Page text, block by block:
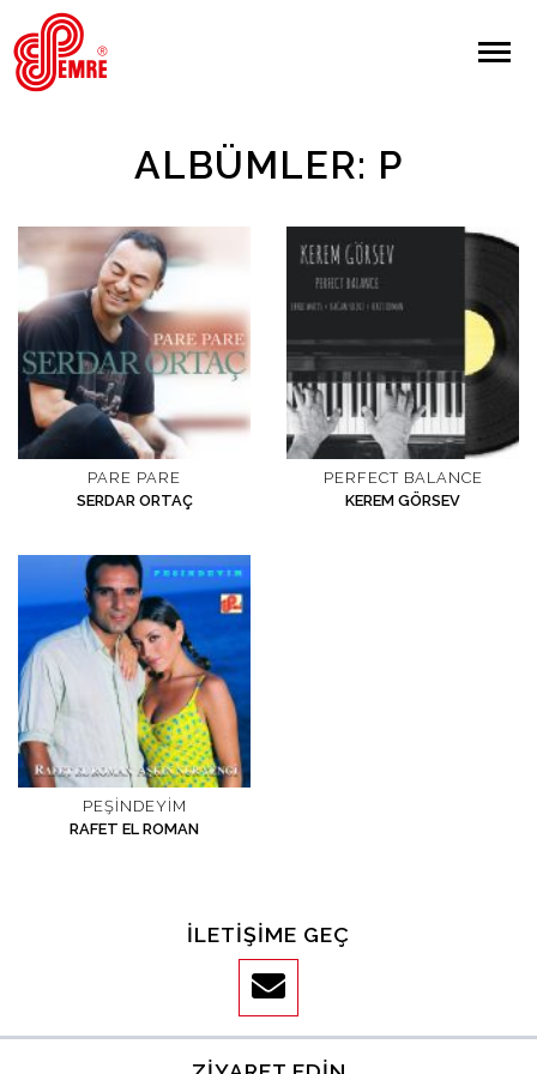
EMRE PLAK
Giriş Yap/Kayıt Ol
Anasayfa
Hakkımızda
Sanatçılar
İletişim
en
ALBÜMLER: P
PARE PARE
SERDAR ORTAÇ
PERFECT BALANCE
KEREM GÖRSEV
PEŞINDEYIM
RAFET EL ROMAN
İLETIŞIME GEÇ